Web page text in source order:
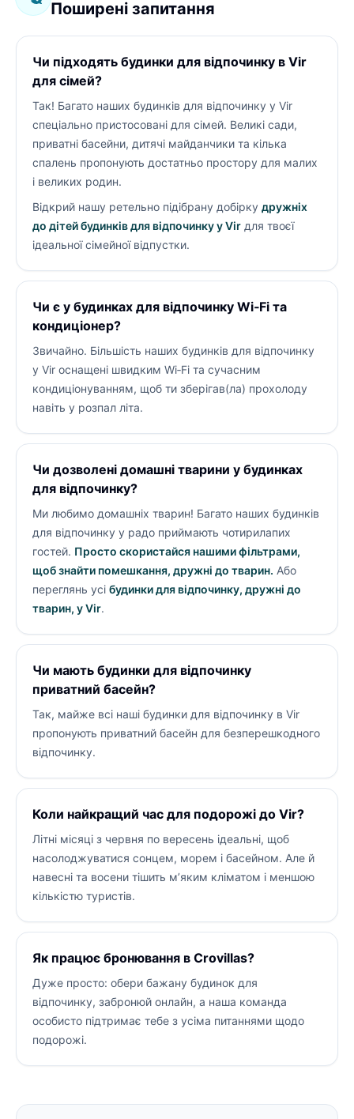
Поширені запитання
Чи підходять будинки для відпочинку в Vir
для сімей?
Так! Багато наших будинків для відпочинку у Vir
спеціально пристосовані для сімей. Великі сади,
приватні басейни, дитячі майданчики та кілька
спалень пропонують достатньо простору для малих
і великих родин.
Відкрий нашу ретельно підібрану добірку дружніх
до дітей будинків для відпочинку у Vir для твоєї
ідеальної сімейної відпустки.
Чи є у будинках для відпочинку Wi‑Fi та
кондиціонер?
Звичайно. Більшість наших будинків для відпочинку
у Vir оснащені швидким Wi‑Fi та сучасним
кондиціонуванням, щоб ти зберігав(ла) прохолоду
навіть у розпал літа.
Чи дозволені домашні тварини у будинках
для відпочинку?
Ми любимо домашніх тварин! Багато наших будинків
для відпочинку у радо приймають чотирилапих
гостей. Просто скористайся нашими фільтрами,
щоб знайти помешкання, дружні до тварин. Або
переглянь усі будинки для відпочинку, дружні до
тварин, у Vir.
Чи мають будинки для відпочинку
приватний басейн?
Так, майже всі наші будинки для відпочинку в Vir
пропонують приватний басейн для безперешкодного
відпочинку.
Коли найкращий час для подорожі до Vir?
Літні місяці з червня по вересень ідеальні, щоб
насолоджуватися сонцем, морем і басейном. Але й
навесні та восени тішить м’яким кліматом і меншою
кількістю туристів.
Як працює бронювання в Crovillas?
Дуже просто: обери бажану будинок для
відпочинку, забронюй онлайн, а наша команда
особисто підтримає тебе з усіма питаннями щодо
подорожі.